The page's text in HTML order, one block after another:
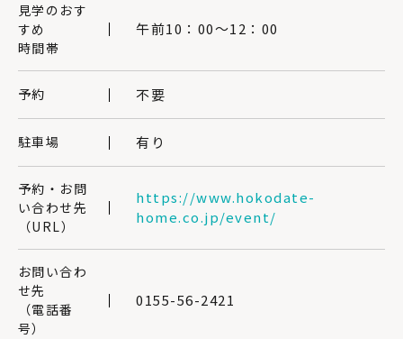
見学のおす
すめ
時間帯
午前10：00～12：00
予約 不要
駐車場 有り
予約・お問
い合わせ先
（URL）
https://www.hokodate-
home.co.jp/event/
お問い合わ
せ先
（電話番
号）
0155-56-2421